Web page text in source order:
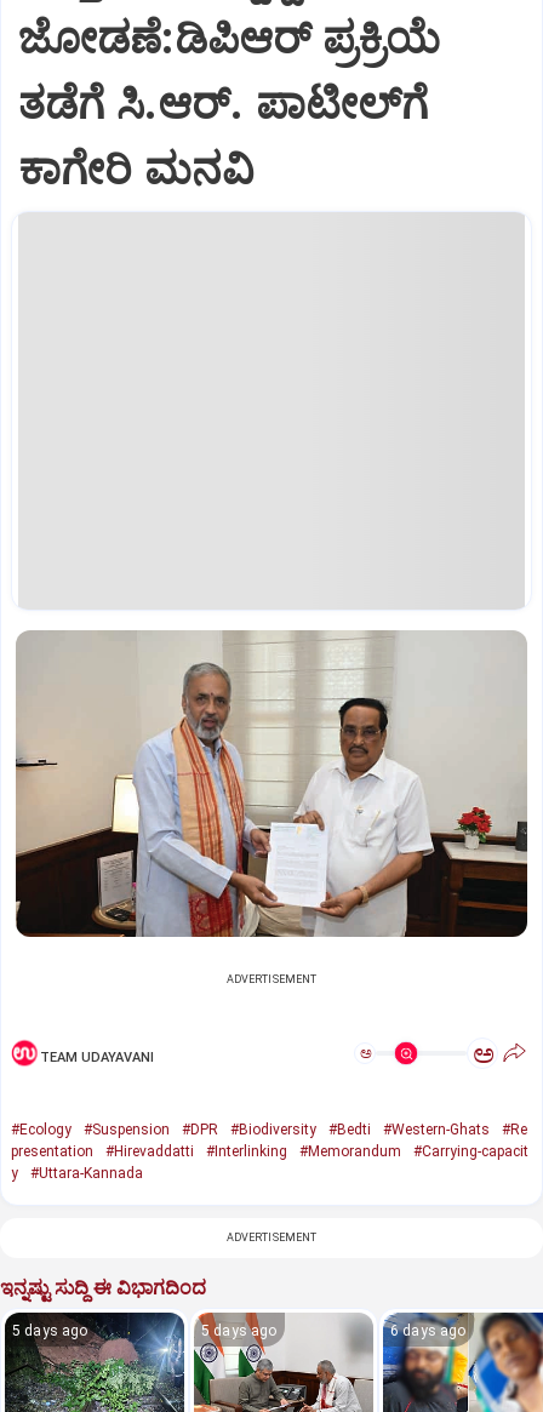
ಜೋಡಣೆ:ಡಿಪಿಆರ್‌ ಪ್ರಕ್ರಿಯೆ
ತಡೆಗೆ ಸಿ.ಆರ್. ಪಾಟೀಲ್‌ಗೆ
ಕಾಗೇರಿ ಮನವಿ
ADVERTISEMENT
TEAM UDAYAVANI ಅ ಅ
#Ecology #Suspension #DPR #Biodiversity #Bedti #Western-Ghats
#Re
presentation
#Hirevaddatti #Interlinking #Memorandum
#Carrying-capacit
y
#Uttara-Kannada
ADVERTISEMENT
ಇನ್ನಷ್ಟು ಸುದ್ದಿ ಈ ವಿಭಾಗದಿಂದ
5 days ago 5 days ago 6 days ago